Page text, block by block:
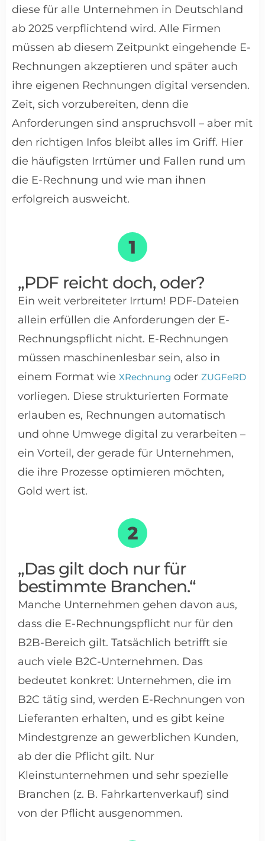
diese für alle Unternehmen in Deutschland
ab 2025 verpflichtend wird. Alle Firmen
müssen ab diesem Zeitpunkt eingehende E-
Rechnungen akzeptieren und später auch
ihre eigenen Rechnungen digital versenden.
Zeit, sich vorzubereiten, denn die
Anforderungen sind anspruchsvoll – aber mit
den richtigen Infos bleibt alles im Griff. Hier
die häufigsten Irrtümer und Fallen rund um
die E-Rechnung und wie man ihnen
erfolgreich ausweicht.
„PDF reicht doch, oder?
Ein weit verbreiteter Irrtum! PDF-Dateien
allein erfüllen die Anforderungen der E-
Rechnungspflicht nicht. E-Rechnungen
müssen maschinenlesbar sein, also in
einem Format wie XRechnung oder ZUGFeRD
vorliegen. Diese strukturierten Formate
erlauben es, Rechnungen automatisch
und ohne Umwege digital zu verarbeiten –
ein Vorteil, der gerade für Unternehmen,
die ihre Prozesse optimieren möchten,
Gold wert ist.
„Das gilt doch nur für
bestimmte Branchen.“
Manche Unternehmen gehen davon aus,
dass die E-Rechnungspflicht nur für den
B2B-Bereich gilt. Tatsächlich betrifft sie
auch viele B2C-Unternehmen. Das
bedeutet konkret: Unternehmen, die im
B2C tätig sind, werden E-Rechnungen von
Lieferanten erhalten, und es gibt keine
Mindestgrenze an gewerblichen Kunden,
ab der die Pflicht gilt. Nur
Kleinstunternehmen und sehr spezielle
Branchen (z. B. Fahrkartenverkauf) sind
von der Pflicht ausgenommen.